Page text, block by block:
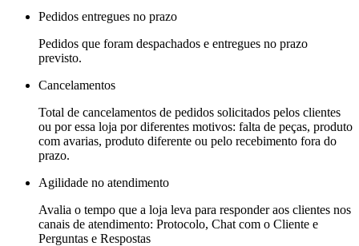
Pedidos entregues no prazo
Pedidos que foram despachados e entregues no prazo
previsto.
Cancelamentos
Total de cancelamentos de pedidos solicitados pelos clientes
ou por essa loja por diferentes motivos: falta de peças, produto
com avarias, produto diferente ou pelo recebimento fora do
prazo.
Agilidade no atendimento
Avalia o tempo que a loja leva para responder aos clientes nos
canais de atendimento: Protocolo, Chat com o Cliente e
Perguntas e Respostas